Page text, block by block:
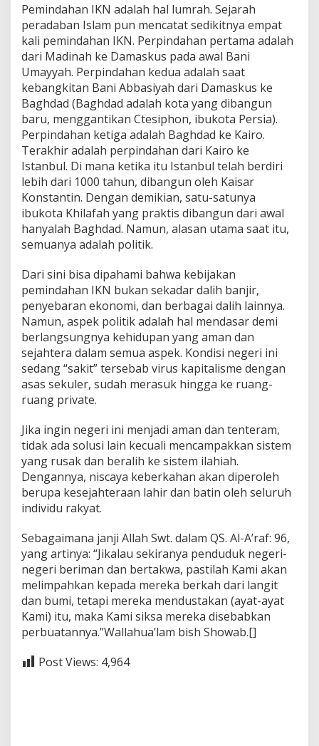
Pemindahan IKN adalah hal lumrah. Sejarah
peradaban Islam pun mencatat sedikitnya empat
kali pemindahan IKN. Perpindahan pertama adalah
dari Madinah ke Damaskus pada awal Bani
Umayyah. Perpindahan kedua adalah saat
kebangkitan Bani Abbasiyah dari Damaskus ke
Baghdad (Baghdad adalah kota yang dibangun
baru, menggantikan Ctesiphon, ibukota Persia).
Perpindahan ketiga adalah Baghdad ke Kairo.
Terakhir adalah perpindahan dari Kairo ke
Istanbul. Di mana ketika itu Istanbul telah berdiri
lebih dari 1000 tahun, dibangun oleh Kaisar
Konstantin. Dengan demikian, satu-satunya
ibukota Khilafah yang praktis dibangun dari awal
hanyalah Baghdad. Namun, alasan utama saat itu,
semuanya adalah politik.
Dari sini bisa dipahami bahwa kebijakan
pemindahan IKN bukan sekadar dalih banjir,
penyebaran ekonomi, dan berbagai dalih lainnya.
Namun, aspek politik adalah hal mendasar demi
berlangsungnya kehidupan yang aman dan
sejahtera dalam semua aspek. Kondisi negeri ini
sedang “sakit” tersebab virus kapitalisme dengan
asas sekuler, sudah merasuk hingga ke ruang-
ruang private.
Jika ingin negeri ini menjadi aman dan tenteram,
tidak ada solusi lain kecuali mencampakkan sistem
yang rusak dan beralih ke sistem ilahiah.
Dengannya, niscaya keberkahan akan diperoleh
berupa kesejahteraan lahir dan batin oleh seluruh
individu rakyat.
Sebagaimana janji Allah Swt. dalam QS. Al-A’raf: 96,
yang artinya: “Jikalau sekiranya penduduk negeri-
negeri beriman dan bertakwa, pastilah Kami akan
melimpahkan kepada mereka berkah dari langit
dan bumi, tetapi mereka mendustakan (ayat-ayat
Kami) itu, maka Kami siksa mereka disebabkan
perbuatannya.”Wallahua’lam bish Showab.[]
Post Views: 4,964